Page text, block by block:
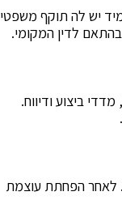
יש לה תוקף משפטי
לדין המקומי.
ביצוע ודיווח.
לאחר הפחתת עוצמת